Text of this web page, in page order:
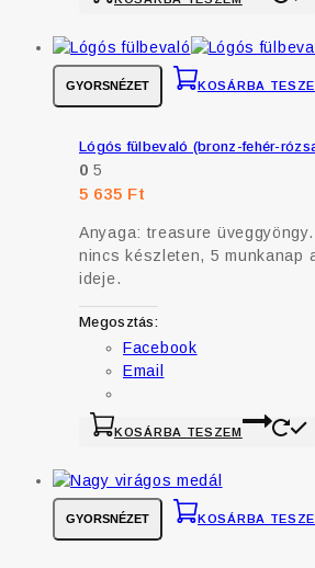
GYORSNÉZET KOSÁRBA
Lógós fülbevaló (bronz-fehér-
0 5
5 635 Ft
Anyaga: treasure
nincs készleten, 5 munkanap
ideje.
Megosztás:
Facebook
Email
KOSÁRBA TESZEM
GYORSNÉZET KOSÁRBA